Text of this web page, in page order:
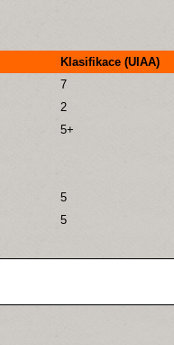
Klasifikace (UIAA)
7
2
5+
5
5